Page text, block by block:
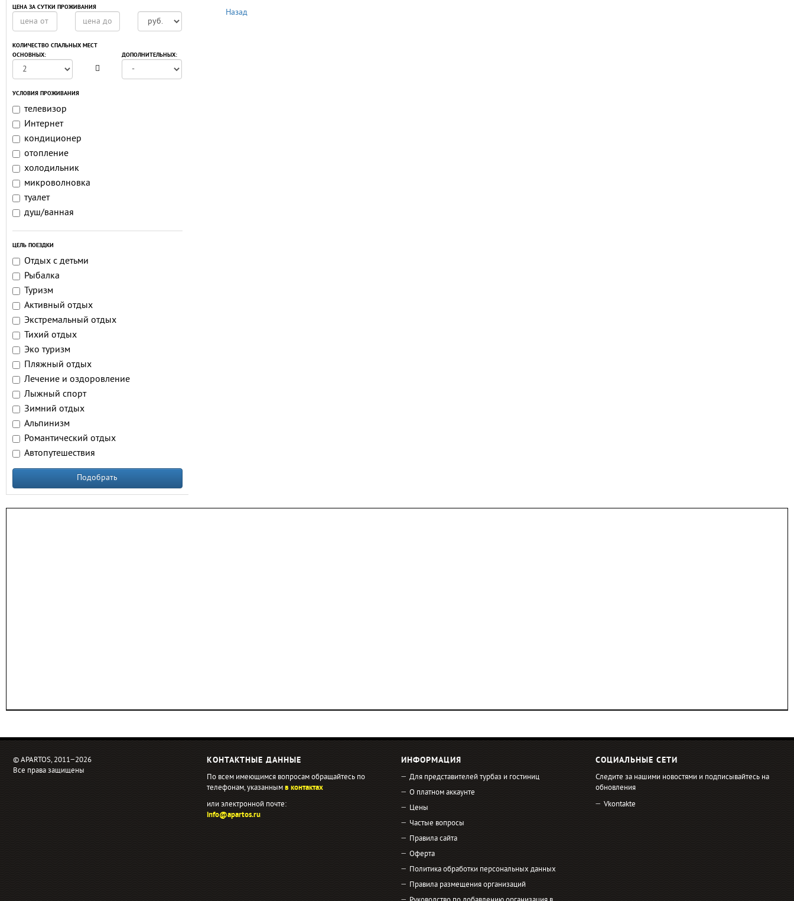
ЦЕНА ЗА СУТКИ ПРОЖИВАНИЯ
КОЛИЧЕСТВО СПАЛЬНЫХ МЕСТ
ОСНОВНЫХ:
ДОПОЛНИТЕЛЬНЫХ:
УСЛОВИЯ ПРОЖИВАНИЯ
телевизор
Интернет
кондиционер
отопление
холодильник
микроволновка
туалет
душ/ванная
ЦЕЛЬ ПОЕЗДКИ
Отдых с детьми
Рыбалка
Туризм
Активный отдых
Экстремальный отдых
Тихий отдых
Эко туризм
Пляжный отдых
Лечение и оздоровление
Лыжный спорт
Зимний отдых
Альпинизм
Романтический отдых
Автопутешествия
Подобрать
Назад
© APARTOS, 2011−2026
Все права защищены
КОНТАКТНЫЕ ДАННЫЕ
По всем имеющимся вопросам обращайтесь по
телефонам, указаннымв контактах
или электронной почте:
info@apartos.ru
ИНФОРМАЦИЯ
Для представителей турбаз и гостиниц
О платном аккаунте
Цены
Частые вопросы
Правила сайта
Оферта
Политика обработки персональных данных
Правила размещения организаций
СОЦИАЛЬНЫЕ СЕТИ
Следите за нашими новостями и подписывайтесь на
обновления
Vkontakte